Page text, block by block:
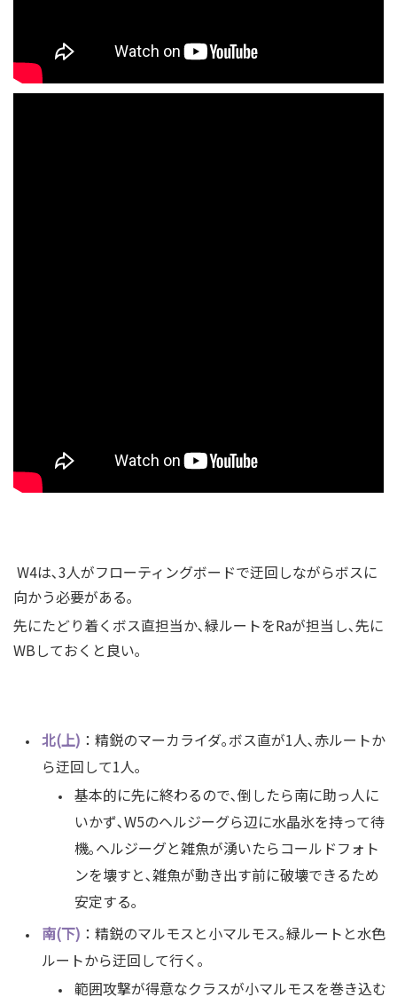
W4は､3人がフローティングボードで迂回しながらボスに
向かう必要がある｡
先にたどり着くボス直担当か､緑ルートをRaが担当し､先に
WBしておくと良い｡
北(上) ：精鋭のマーカライダ｡ボス直が1人､赤ルートか
ら迂回して1人｡
基本的に先に終わるので､倒したら南に助っ人に
いかず､W5のヘルジーグら辺に水晶氷を持って待
機｡ヘルジーグと雑魚が湧いたらコールドフォト
ンを壊すと､雑魚が動き出す前に破壊できるため
安定する｡
南(下) ：精鋭のマルモスと小マルモス｡緑ルートと水色
ルートから迂回して行く｡
範囲攻撃が得意なクラスが小マルモスを巻き込む